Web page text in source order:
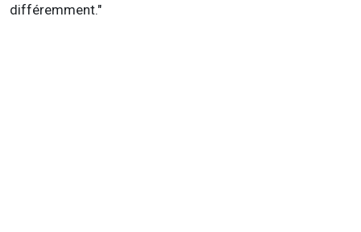
différemment."